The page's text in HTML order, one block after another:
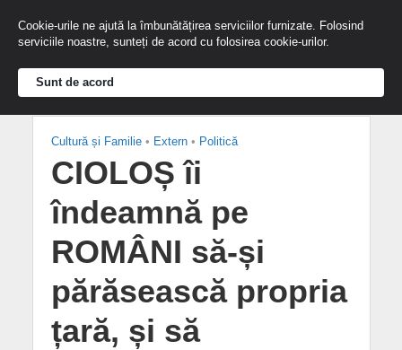
Cultură și Familie • Extern • Politică
CIOLOȘ îi
îndeamnă pe
ROMÂNI să-și
părăsească propria
țară, și să
Cookie-urile ne ajută la îmbunătățirea serviciilor furnizate. Folosind
serviciile noastre, sunteți de acord cu folosirea cookie-urilor.
Sunt de acord